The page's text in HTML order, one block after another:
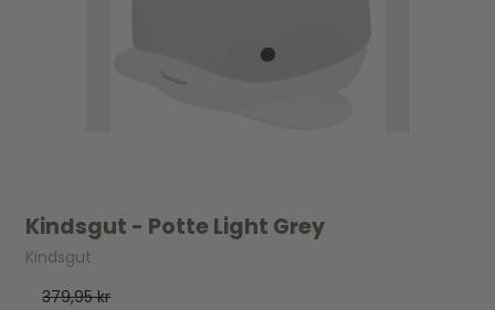
Kindsgut - Potte Light Grey
Kindsgut
379,95 kr